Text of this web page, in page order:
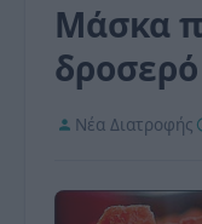
Μάσκα
Νέα Διατροφής